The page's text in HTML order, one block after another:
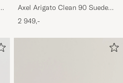
Axel Arigato Clean 90 Suede
Sneaker Black
2 949,-